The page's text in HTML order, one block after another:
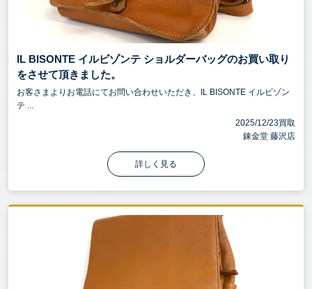
IL BISONTE イルビゾンテ ショルダーバッグのお買い取り
をさせて頂きました。
お客さまよりお電話にてお問い合わせいただき、IL BISONTE イルビゾン
テ ...
2025/12/23買取
錬金堂 藤沢店
詳しく見る